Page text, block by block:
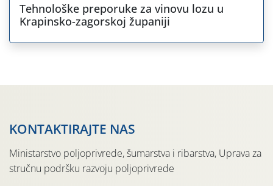
Tehnološke preporuke za vinovu lozu u
Krapinsko-zagorskoj županiji
KONTAKTIRAJTE NAS
Ministarstvo poljoprivrede, šumarstva i ribarstva, Uprava za
stručnu podršku razvoju poljoprivrede